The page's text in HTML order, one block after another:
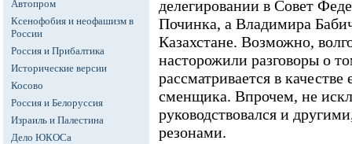
Автопром
Ксенофобия и неофашизм в
России
Россия и Прибалтика
Исторические версии
Косово
Россия и Белоруссия
Израиль и Палестина
Дело ЮКОСа
делегировании в Совет
Починка, а Владимира
Казахстане. Возможно,
насторожили разговоры о
рассматривается в качестве
сменщика. Впрочем, не
руководствовался и
резонами.